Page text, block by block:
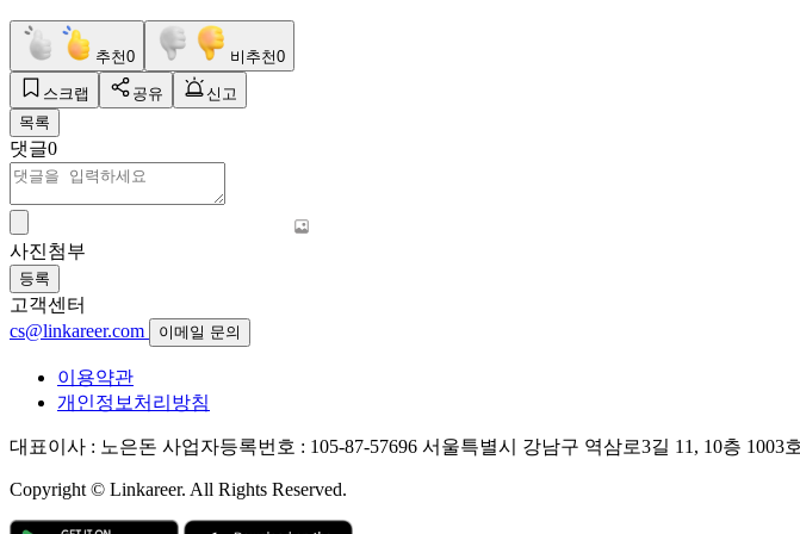
추천0 비추천0
스크랩 공유
신고
목록
댓글0
사진첨부
등록
고객센터
cs@linkareer.com
이메일 문의
이용약관
개인정보처리방침
대표이사 : 노은돈 사업자등록번호 : 105-87-57696 서울특별시 강남구 역삼로3길 11, 10층 1003호
Copyright © Linkareer. All Rights Reserved.